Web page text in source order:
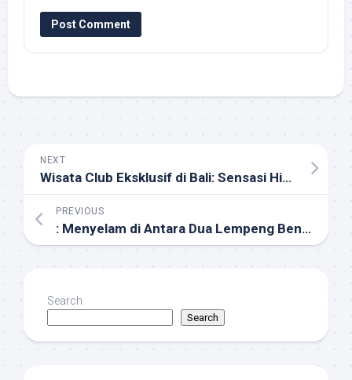
NEXT
Wisata Club Eksklusif di Bali: Sensasi Hiburan di Pulau Dewata
PREVIOUS
: Menyelam di Antara Dua Lempeng Benua yang Terus Bergerak
Search
Search